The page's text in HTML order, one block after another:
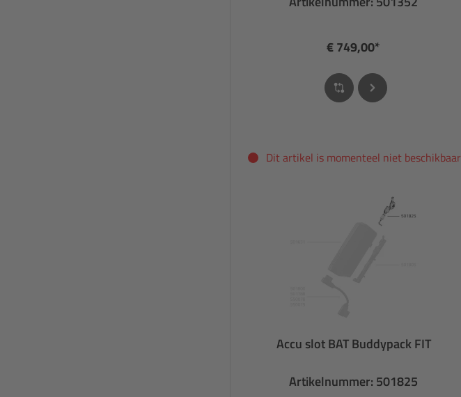
€ 749,00*
Dit artikel is momenteel niet beschikbaar
Accu slot BAT Buddypack FIT
Artikelnummer: 501825